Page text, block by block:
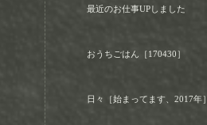
最近のお仕事UPしました
おうちごはん［170430］
日々［始まってます、2017年］